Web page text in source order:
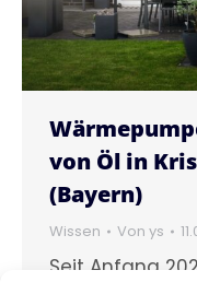
von Öl in
(Bayern)
Wissen Von ys
Seit Anfang